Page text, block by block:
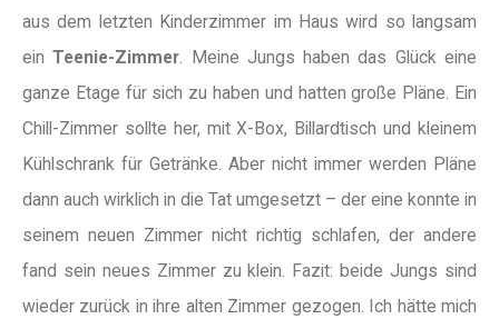
aus dem letzten Kinderzimmer im Haus wird so langsam
einTeenie-Zimmer . Meine Jungs haben das Glück eine
ganze Etage für sich zu haben und hatten große Pläne. Ein
Chill-Zimmer sollte her, mit X-Box, Billardtisch und kleinem
Kühlschrank für Getränke. Aber nicht immer werden Pläne
dann auch wirklich in die Tat umgesetzt – der eine konnte in
seinem neuen Zimmer nicht richtig schlafen, der andere
fand sein neues Zimmer zu klein. Fazit: beide Jungs sind
wieder zurück in ihre alten Zimmer gezogen. Ich hätte mich